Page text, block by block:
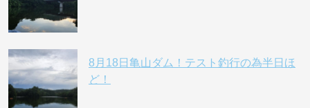
8月18日亀山ダム！テスト釣行の為半日ほ
ど！